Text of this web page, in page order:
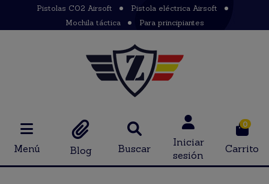
Pistolas CO2 Airsoft
Pistola eléctrica Airsoft
Mochila táctica
Para principiantes
Menú Blog Buscar
Iniciar
sesión
0
Carrito